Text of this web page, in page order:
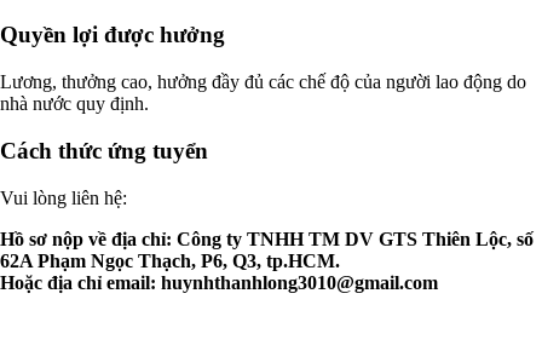
Quyền lợi được hưởng
Lương, thưởng cao, hưởng đầy đủ các chế độ của người lao động do
nhà nước quy định.
Cách thức ứng tuyển
Vui lòng liên hệ:
Hồ sơ nộp về địa chỉ: Công ty TNHH TM DV GTS Thiên Lộc, số
62A Phạm Ngọc Thạch, P6, Q3, tp.HCM.
Hoặc địa chỉ email: huynhthanhlong3010@gmail.com